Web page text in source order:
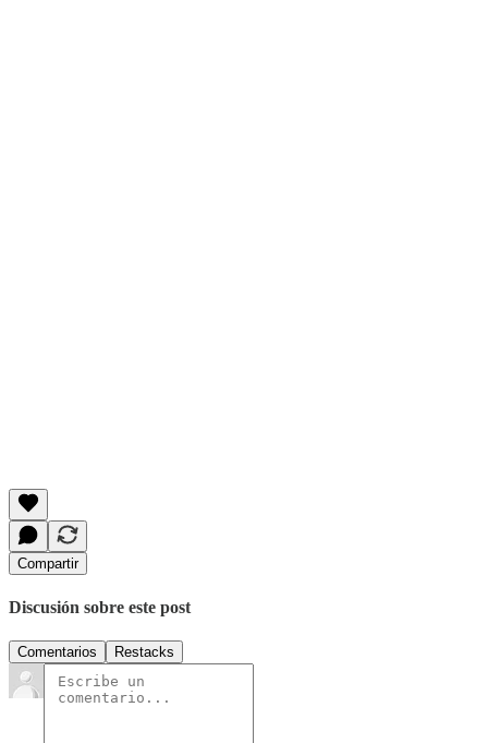
Compartir
Discusión sobre este post
Comentarios Restacks